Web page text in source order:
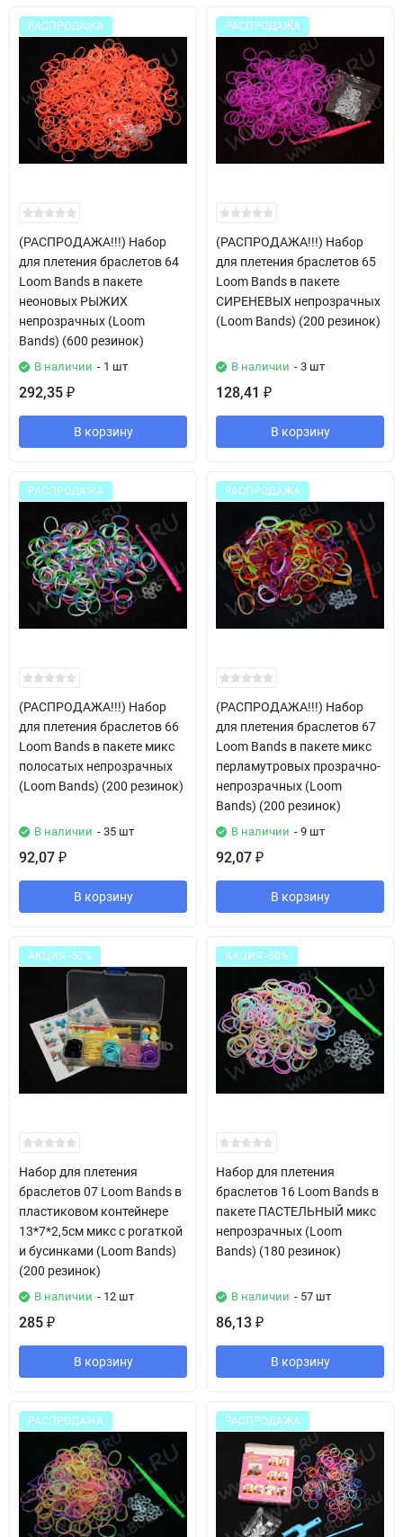
РАСПРОДАЖА
(РАСПРОДАЖА!!!) Набор
для плетения браслетов 64
Loom Bands в пакете
неоновых РЫЖИХ
непрозрачных (Loom
Bands) (600 резинок)
В наличии - 1 шт
292,35 ₽
В корзину
РАСПРОДАЖА
(РАСПРОДАЖА!!!) Набор
для плетения браслетов 65
Loom Bands в пакете
СИРЕНЕВЫХ непрозрачных
(Loom Bands) (200 резинок)
В наличии - 3 шт
128,41 ₽
В корзину
РАСПРОДАЖА
(РАСПРОДАЖА!!!) Набор
для плетения браслетов 66
Loom Bands в пакете микс
полосатых непрозрачных
(Loom Bands) (200 резинок)
В наличии - 35 шт
92,07 ₽
В корзину
РАСПРОДАЖА
(РАСПРОДАЖА!!!) Набор
для плетения браслетов 67
Loom Bands в пакете микс
перламутровых прозрачно-
непрозрачных (Loom
Bands) (200 резинок)
В наличии - 9 шт
92,07 ₽
В корзину
АКЦИЯ -50%
Набор для плетения
браслетов 07 Loom Bands в
пластиковом контейнере
13*7*2,5см микс с рогаткой
и бусинками (Loom Bands)
(200 резинок)
В наличии - 12 шт
285 ₽
В корзину
АКЦИЯ -50%
Набор для плетения
браслетов 16 Loom Bands в
пакете ПАСТЕЛЬНЫЙ микс
непрозрачных (Loom
Bands) (180 резинок)
В наличии - 57 шт
86,13 ₽
В корзину
РАСПРОДАЖА РАСПРОДАЖА